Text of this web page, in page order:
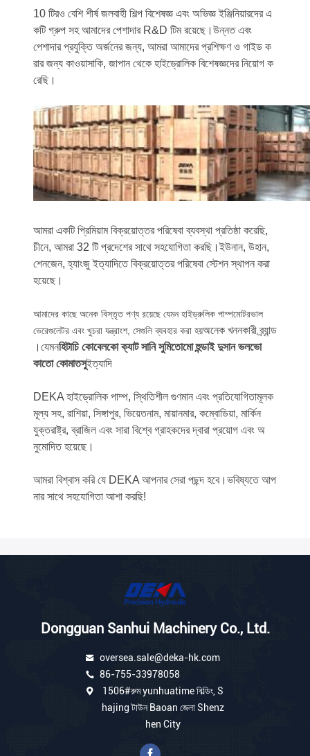
10 টিরও বেশি শীর্ষ জলবাহী শিল্প বিশেষজ্ঞ এবং অভিজ্ঞ ইঞ্জিনিয়ারদের এ
কটি গ্রুপ সহ আমাদের পেশাদার R&D টিম রয়েছে।উন্নত এবং
পেশাদার প্রযুক্তি অর্জনের জন্য, আমরা আমাদের প্রশিক্ষণ ও গাইড ক
রার জন্য কাওয়াসাকি, জাপান থেকে হাইড্রোলিক বিশেষজ্ঞদের নিয়োগ ক
রেছি।
আমরা একটি প্রিমিয়াম বিক্রয়োত্তর পরিষেবা ব্যবস্থা প্রতিষ্ঠা করেছি,
চীনে, আমরা 32 টি প্রদেশের সাথে সহযোগিতা করছি।ইউনান, উহান,
শেনজেন, হ্যাংজু ইত্যাদিতে বিক্রয়োত্তর পরিষেবা স্টেশন স্থাপন করা
হয়েছে।
আমাদের কাছে অনেক বিস্তৃত পণ্য রয়েছে যেমন হাইড্রুলিক পাম্পমোটরভাল
ভেরেগুলেটর এবং খুচরা যন্ত্রাংশ, সেগুলি ব্যবহার করা হয়অনেক খননকারী ব্র্যান্ড
।যেমনহিটাচি কোবেলকো ক্যাট সানি সুমিতোমো হুন্ডাই দুসান ভলভো
কাতো কোমাতসুইত্যাদি
DEKA হাইড্রোলিক পাম্প, স্থিতিশীল গুণমান এবং প্রতিযোগিতামূলক
মূল্য সহ, রাশিয়া, সিঙ্গাপুর, ভিয়েতনাম, মায়ানমার, কম্বোডিয়া, মার্কিন
যুক্তরাষ্ট্র, ব্রাজিল এবং সারা বিশ্বে গ্রাহকদের দ্বারা প্রয়োগ এবং অ
নুমোদিত হয়েছে।
আমরা বিশ্বাস করি যে DEKA আপনার সেরা পছন্দ হবে।ভবিষ্যতে আপ
নার সাথে সহযোগিতা আশা করছি!
Dongguan Sanhui Machinery Co., Ltd.
oversea.sale@deka-hk.com
86-755-33978058
1506#রুম yunhuatime বিল্ডিং, S
hajing টাউন Baoan জেলা Shenz
hen City